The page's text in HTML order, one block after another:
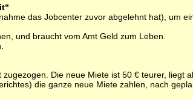
das Jobcenter zuvor abgelehnt hat), um
und braucht vom Amt Geld zum Leben.
Die neue Miete ist 50 € teurer, liegt
die ganze neue Miete zahlen, nach